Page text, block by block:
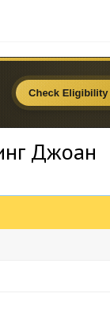
Джоан